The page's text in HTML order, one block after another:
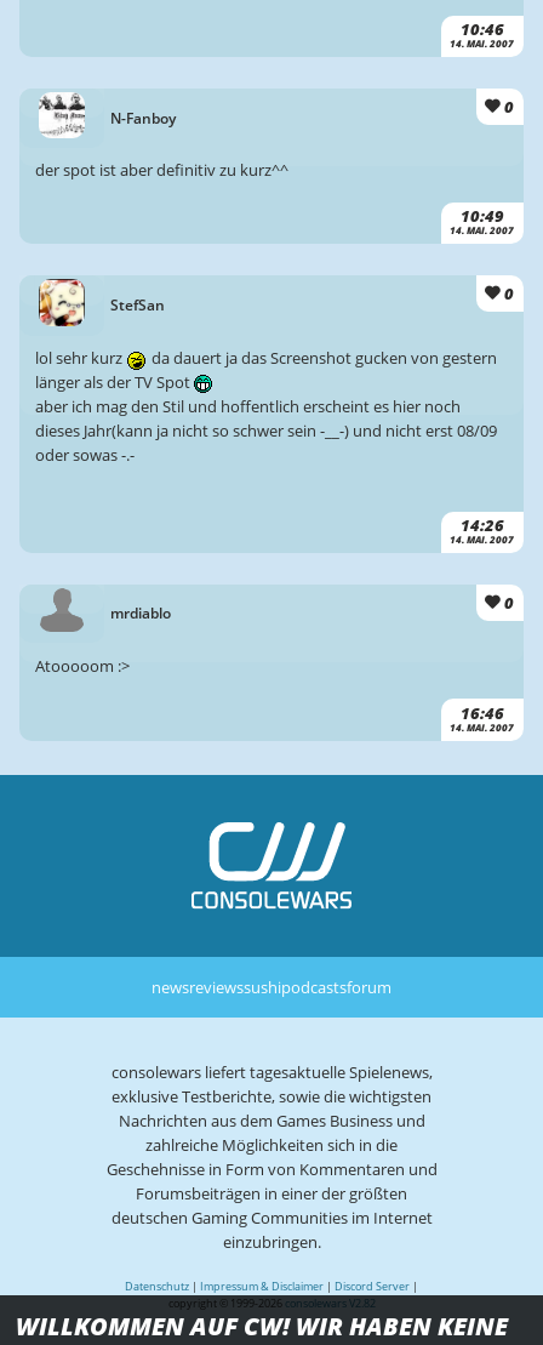
10:46
14. MAI. 2007
N-Fanboy
0
10:49
14. MAI. 2007
der spot ist aber definitiv zu kurz^^
StefSan
0
14:26
14. MAI. 2007
lol sehr kurz
da dauert ja das Screenshot gucken von gestern
länger als der TV Spot
aber ich mag den Stil und hoffentlich erscheint es hier noch
dieses Jahr(kann ja nicht so schwer sein -__-) und nicht erst 08/09
oder sowas -.-
mrdiablo 0
16:46
14. MAI. 2007
Atooooom :>
newsreviewssushipodcastsforum
consolewars liefert tagesaktuelle Spielenews,
exklusive Testberichte, sowie die wichtigsten
Nachrichten aus dem Games Business und
zahlreiche Möglichkeiten sich in die
Geschehnisse in Form von Kommentaren und
Forumsbeiträgen in einer der größten
deutschen Gaming Communities im Internet
einzubringen.
Datenschutz | Impressum & Disclaimer | Discord Server |
copyright © 1999-2026 consolewars V2.82
WILLKOMMEN AUF CW! WIR HABEN KEINE